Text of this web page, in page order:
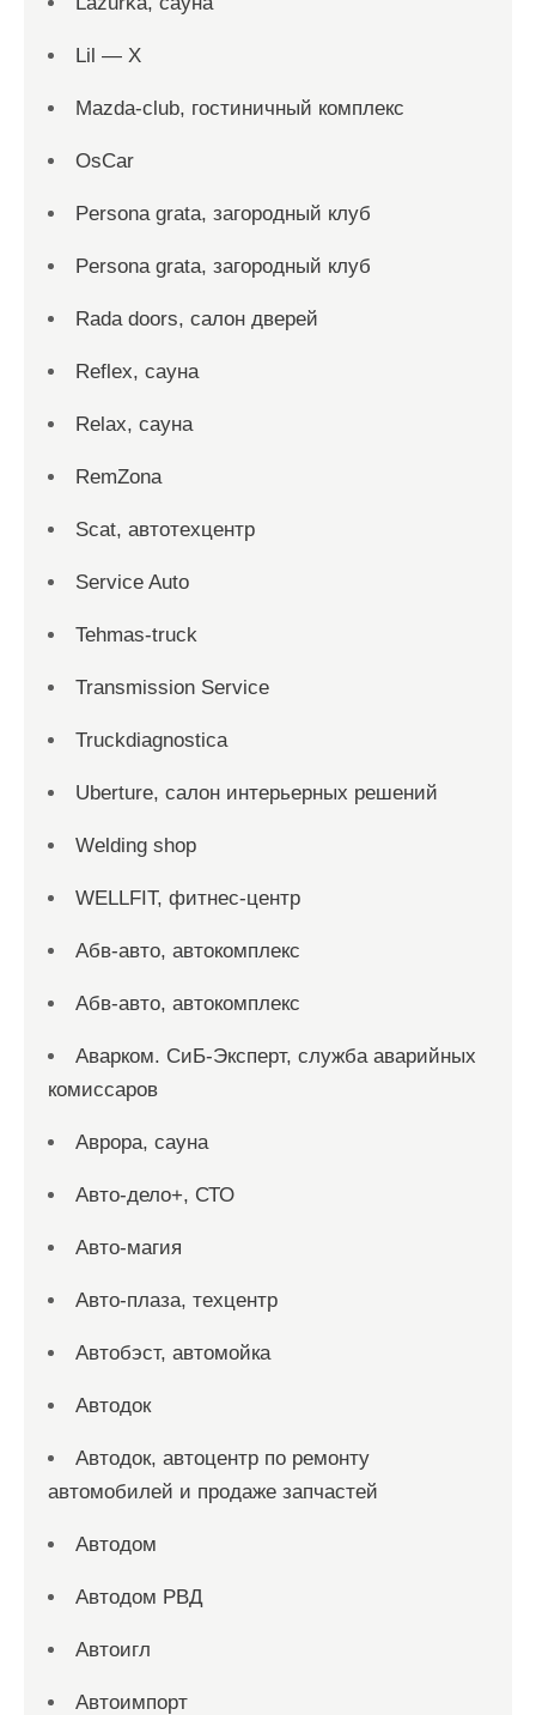
Lil — X
Mazda-club, гостиничный комплекс
OsCar
Persona grata, загородный клуб
Persona grata, загородный клуб
Rada doors, салон дверей
Reflex, сауна
Relax, сауна
RemZona
Scat, автотехцентр
Service Auto
Tehmas-truck
Transmission Service
Truckdiagnostica
Uberture, салон интерьерных решений
Welding shop
WELLFIT, фитнес-центр
Абв-авто, автокомплекс
Абв-авто, автокомплекс
Аварком. СиБ-Эксперт, служба аварийных
комиссаров
Аврора, сауна
Авто-дело+, СТО
Авто-магия
Авто-плаза, техцентр
Автобэст, автомойка
Автодок
Автодок, автоцентр по ремонту
автомобилей и продаже запчастей
Автодом
Автодом РВД
Автоигл
Автоимпорт